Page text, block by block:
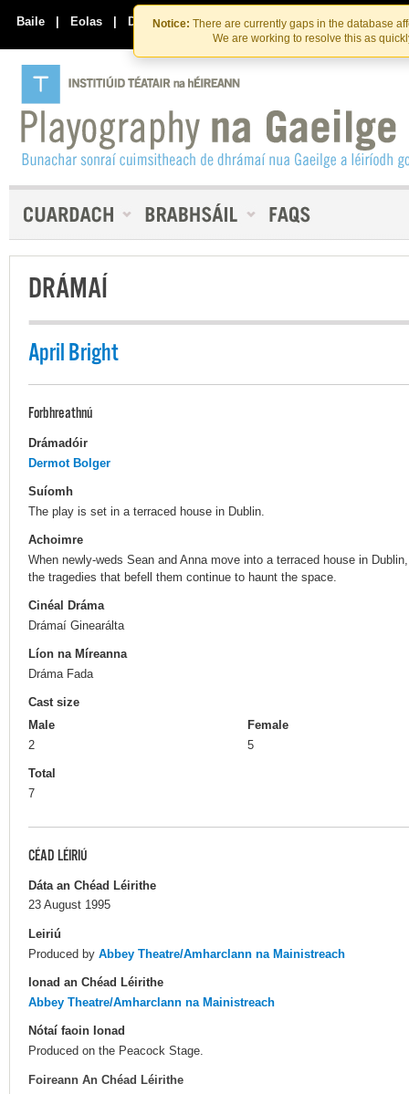
Skip
to
the
content
Skip
to
content
Notice: There are currently gaps in the database
We are working to resolve this as
Baile | Eolas | Déan Teagmháil Linn
DRÁMAÍ
April Bright
Forbhreathnú
Drámadóir
Dermot Bolger
Suíomh
The play is set in a terraced house in Dublin.
Achoimre
When newly-weds Sean and Anna move into a terraced house in
the tragedies that befell them continue to haunt the space.
Cinéal Dráma
Drámaí Ginearálta
Líon na Míreanna
Dráma Fada
Cast size
Male
2
Female
5
Total
7
CÉAD LÉIRIÚ
Dáta an Chéad Léirithe
23 August 1995
Leiriú
Produced by Abbey Theatre/Amharclann na Mainistreach
Ionad an Chéad Léirithe
Abbey Theatre/Amharclann na Mainistreach
Nótaí faoin Ionad
Produced on the Peacock Stage.
Foireann An Chéad Léirithe